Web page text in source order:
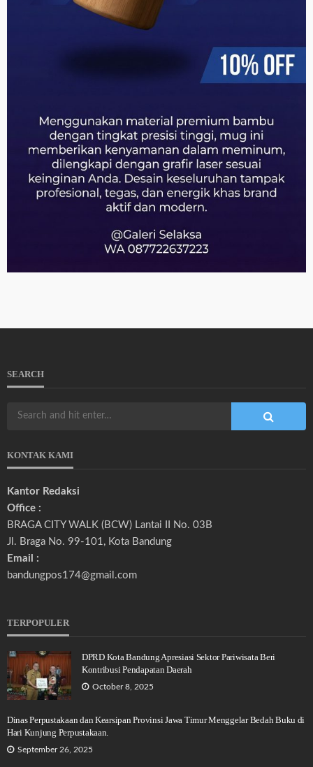
SEARCH
KONTAK KAMI
Kantor Redaksi
Office :
BRAGA CITY WALK (BCW) Lantai II No. 03B
Jl. Braga No. 99-101, Kota Bandung
Email :
bandungpos174@gmail.com
TERPOPULER
DPRD Kota Bandung Apresiasi Sektor Pariwisata Beri
Kontribusi Pendapatan Daerah
October 8, 2025
Dinas Perpustakaan dan Kearsipan Provinsi Jawa Timur Menggelar Bedah Buku di
Hari Kunjung Perpustakaan.
September 26, 2025